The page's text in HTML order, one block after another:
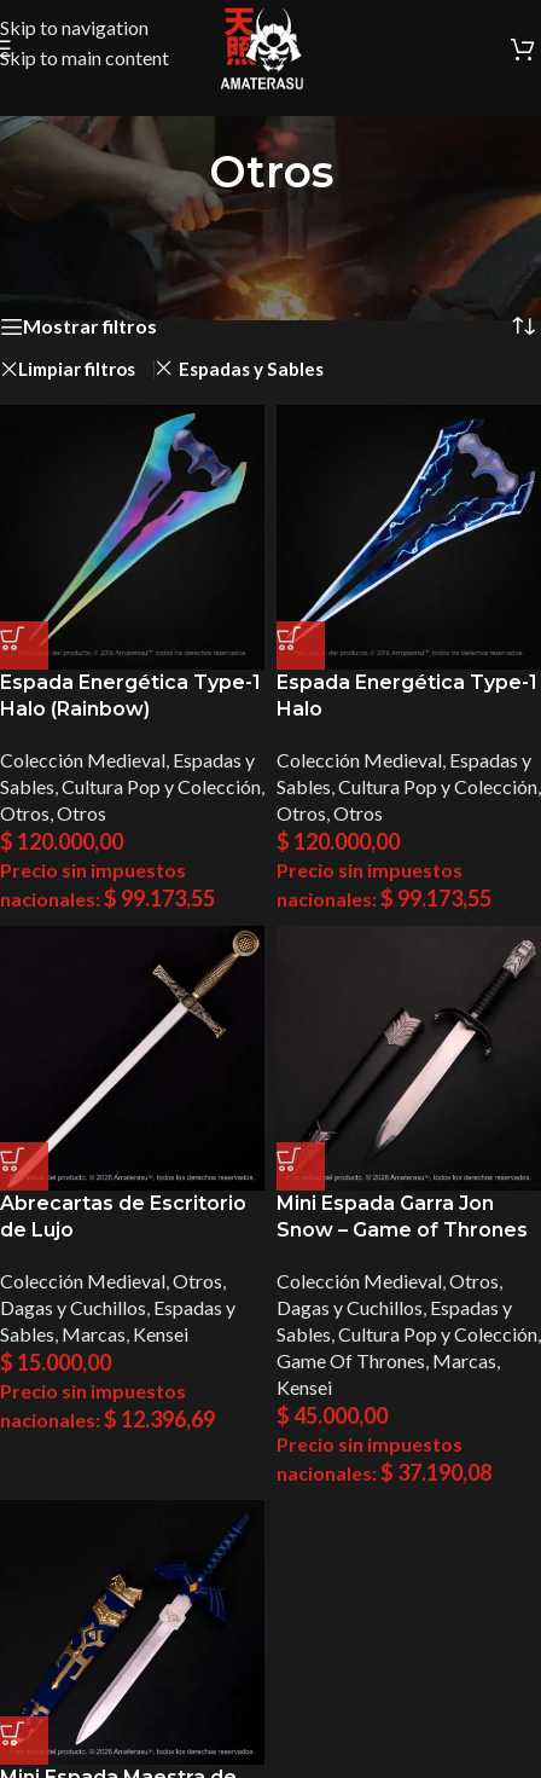
Skip to navigation
Skip to main content
Otros
Colección Medieval/ Otros Mostrando los 5 resultados
Mostrar filtros
Limpiar filtros Espadas y Sables
Espada Energética Type-1
Halo (Rainbow)
Colección Medieval, Espadas y
Sables,Cultura Pop y Colección,
Otros,Otros
$ 120.000,00
Precio sin impuestos
nacionales:$ 99.173,55
Espada Energética Type-1
Halo
Colección Medieval, Espadas y
Sables,Cultura Pop y Colección,
Otros,Otros
$ 120.000,00
Precio sin impuestos
nacionales:$ 99.173,55
Abrecartas de Escritorio
de Lujo
Colección Medieval,Otros,
Dagas y Cuchillos, Espadas y
Sables, Marcas, Kensei
$ 15.000,00
Precio sin impuestos
nacionales:$ 12.396,69
Mini Espada Garra Jon
Snow – Game of Thrones
Colección Medieval,Otros,
Dagas y Cuchillos, Espadas y
Sables,Cultura Pop y Colección,
Game Of Thrones, Marcas,
Kensei
$45.000,00
Precio sin impuestos
nacionales:$ 37.190,08